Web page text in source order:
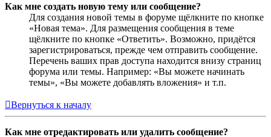
Как мне создать новую тему или сообщение?
Для создания новой темы в форуме щёлкните по кнопке
«Новая тема». Для размещения сообщения в теме
щёлкните по кнопке «Ответить». Возможно, придётся
зарегистрироваться, прежде чем отправить сообщение.
Перечень ваших прав доступа находится внизу страниц
форума или темы. Например: «Вы можете начинать
темы», «Вы можете добавлять вложения» и т.п.
Вернуться к началу
Как мне отредактировать или удалить сообщение?